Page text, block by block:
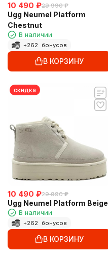
10 490 ₽29 990 ₽
Ugg Neumel Platform
Chestnut
В наличии
+262 бонусов
В КОРЗИНУ
скидка
10 490 ₽29 990 ₽
Ugg Neumel Platform Beige
В наличии
+262 бонусов
В КОРЗИНУ